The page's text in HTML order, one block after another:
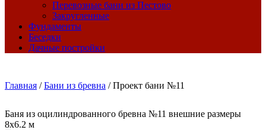
Перевозные бани из Пестово
Закругленные
Фундаменты
Беседки
Дачные постройки
Главная /Бани из бревна /Проект бани №11
Баня из оцилиндрованного бревна №11 внешние размеры
8х6.2 м